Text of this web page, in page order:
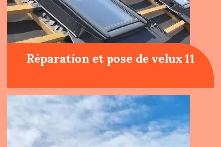
Réparation et pose de velux 11